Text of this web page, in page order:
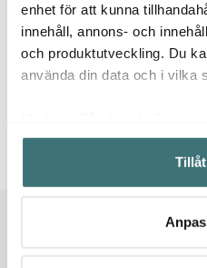
enhet för att kunna
innehåll, annons- och
och produktutveckling. Du
använda din data och i vilka
Samla in information
kan ha en noggrannhet
Identifiera din enhet
Ta reda på mer om hur dina
Relaterade sidor